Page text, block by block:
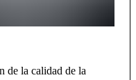
de la calidad de la